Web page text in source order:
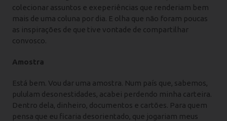
colecionar assuntos e exeperiências que renderiam bem
mais de uma coluna por dia. E olha que não foram poucas
as inspirações de que tive vontade de compartilhar
convosco.
Amostra
Está bem. Vou dar uma amostra. Num país que, sabemos,
pululam desonestidades, acabei perdendo minha carteira.
Dentro dela, dinheiro, documentos e cartões. Para quem
pensa que eu ficaria desorientado, que jogariam meus